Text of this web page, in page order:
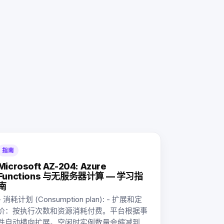
指南
AZ-204: Azure
与无服务器计算 — 学习指
消耗计划 (Consumption plan): - 扩展和定
：按执行次数和资源消耗付费。平台根据事